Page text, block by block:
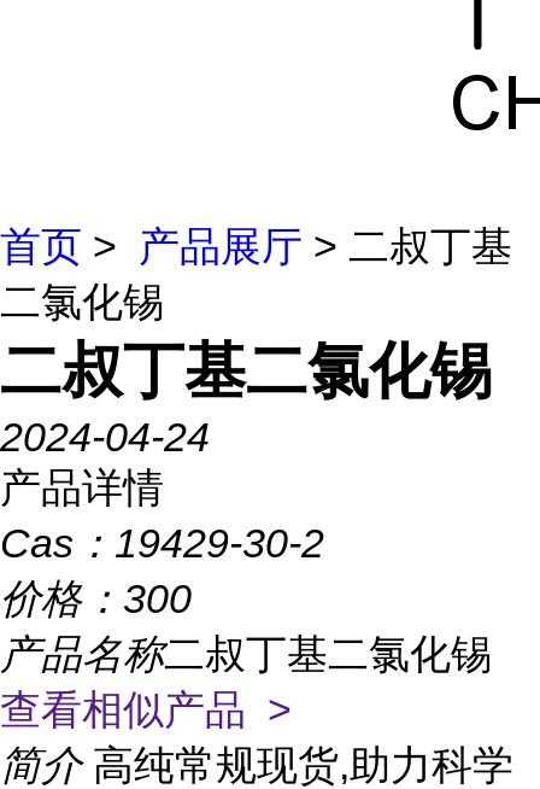
首页 > 产品展厅 > 二叔丁基
二氯化锡
二叔丁基二氯化锡
2024-04-24
产品详情
Cas： 19429-30-2
价格： 300
产品名称二叔丁基二氯化锡
查看相似产品 >
简介 高纯常规现货,助力科学